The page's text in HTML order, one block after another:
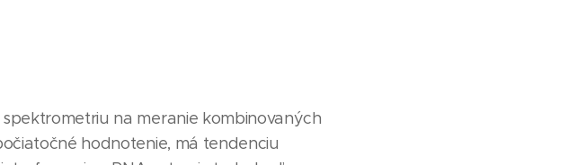
na meranie kombinovaných
hodnotenie, má tendenciu